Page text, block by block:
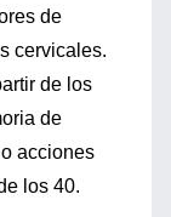
de
cervicales.
de los
de
acciones
los 40.